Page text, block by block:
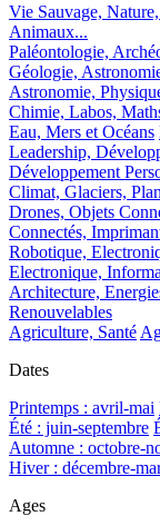
Vie Sauvage,
Animaux...
Paléontologie,
Géologie,
Astronomie,
Chimie, Labos,
Eau, Mers et Océans
Leadership,
Développement
Climat, Glaciers,
Drones, Objets
Connectés,
Robotique,
Electronique,
Architecture,
Renouvelables
Agriculture, Santé
Dates
Printemps : avril-mai
Été : juin-septembre
Automne : octobre-
Hiver : décembre-
Ages